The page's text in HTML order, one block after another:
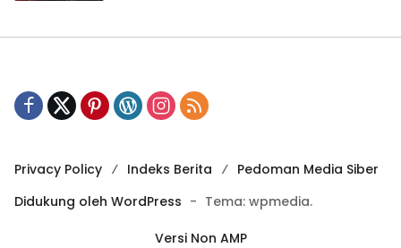
Privacy Policy Indeks Berita
Pedoman Media Siber
Didukung oleh WordPress - Tema: wpmedia.
Versi Non AMP